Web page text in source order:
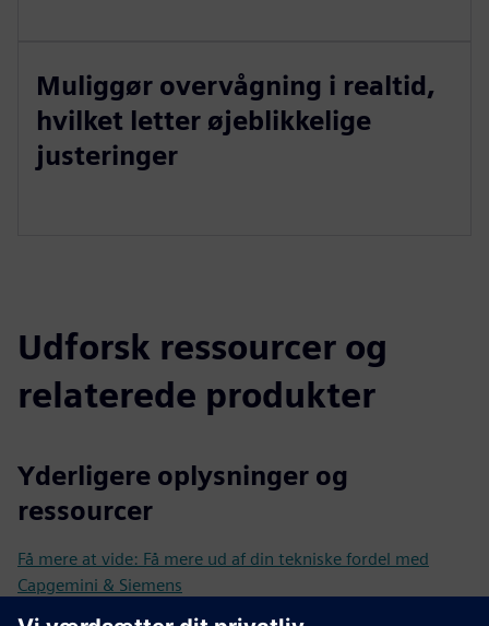
Muliggør overvågning i realtid,
hvilket letter øjeblikkelige
justeringer
Udforsk ressourcer og
relaterede produkter
Yderligere oplysninger og
ressourcer
Få mere at vide: Få mere ud af din tekniske fordel med
Capgemini & Siemens